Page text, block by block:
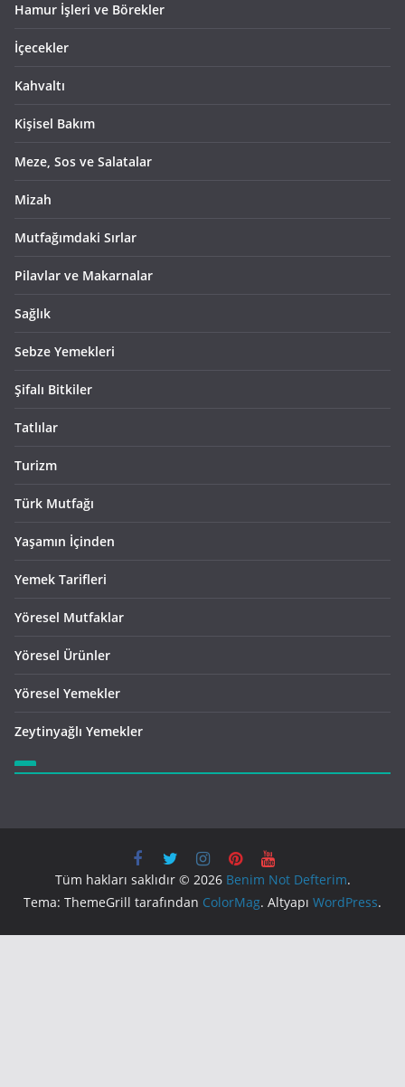
Hamur İşleri ve Börekler
İçecekler
Kahvaltı
Kişisel Bakım
Meze, Sos ve Salatalar
Mizah
Mutfağımdaki Sırlar
Pilavlar ve Makarnalar
Sağlık
Sebze Yemekleri
Şifalı Bitkiler
Tatlılar
Turizm
Türk Mutfağı
Yaşamın İçinden
Yemek Tarifleri
Yöresel Mutfaklar
Yöresel Ürünler
Yöresel Yemekler
Zeytinyağlı Yemekler
Tüm hakları saklıdır © 2026 Benim Not Defterim.
Tema: ThemeGrill tarafından ColorMag. Altyapı WordPress.